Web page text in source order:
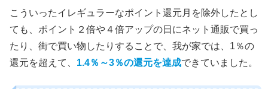
こういったイレギュラーなポイント還元月を除外したとし
ても、ポイント２倍や４倍アップの日にネット通販で買っ
たり、街で買い物したりすることで、我が家では、1％の
還元を超えて、 1.4％～3％の還元を達成できていました。